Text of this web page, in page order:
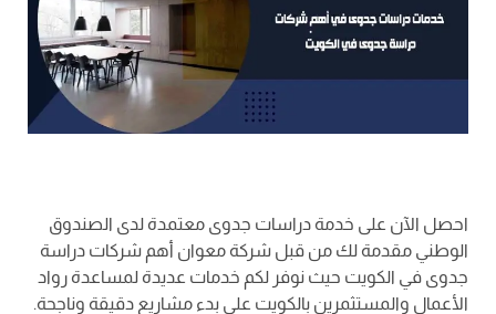
احصل الآن على خدمة دراسات جدوى معتمدة لدى الصندوق
الوطني مقدمة لك من قبل شركة معوان أهم شركات دراسة
جدوى في الكويت حيث نوفر لكم خدمات عديدة لمساعدة رواد
الأعمال والمستثمرين بالكويت على بدء مشاريع دقيقة وناجحة.